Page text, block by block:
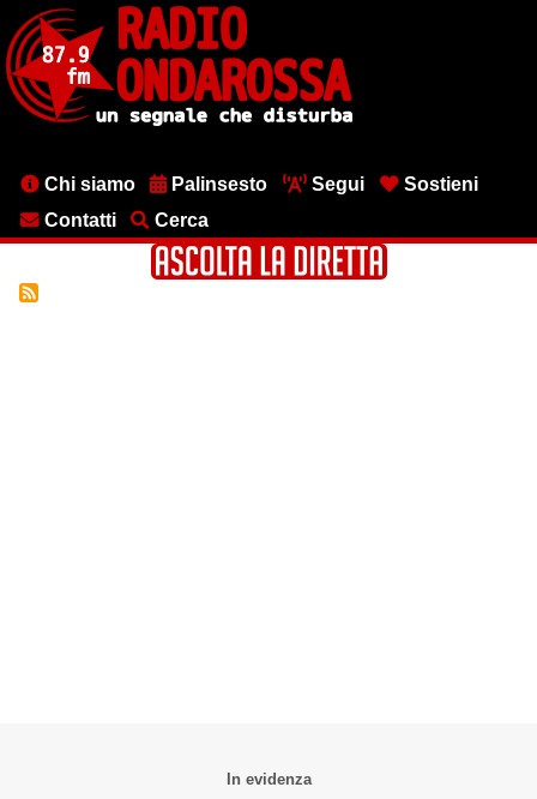
contenuto
principale
MenuChi siamo Palinsesto Segui
Sostieni
Contatti
Cerca
In evidenza